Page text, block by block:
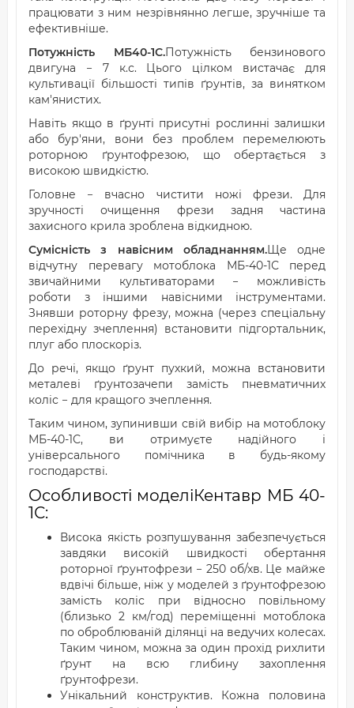
працювати з ним незрівнянно легше, зручніше та
ефективніше.
Потужність МБ40-1С.Потужність бензинового
двигуна − 7 к.с. Цього цілком вистачає для
культивації більшості типів ґрунтів, за винятком
кам'янистих.
Навіть якщо в ґрунті присутні рослинні залишки
або бур'яни, вони без проблем перемелюють
роторною ґрунтофрезою, що обертається з
високою швидкістю.
Головне − вчасно чистити ножі фрези. Для
зручності очищення фрези задня частина
захисного крила зроблена відкидною.
Сумісність з навісним обладнанням.Ще одне
відчутну перевагу мотоблока МБ-40-1С перед
звичайними культиваторами − можливість
роботи з іншими навісними інструментами.
Знявши роторну фрезу, можна (через спеціальну
перехідну зчеплення) встановити підгортальник,
плуг або плоскоріз.
До речі, якщо ґрунт пухкий, можна встановити
металеві ґрунтозачепи замість пневматичних
коліс − для кращого зчеплення.
Таким чином, зупинивши свій вибір на мотоблоку
МБ-40-1С, ви отримуєте надійного і
універсального помічника в будь-якому
господарстві.
Особливості моделіКентавр МБ 40-
1С:
Висока якість розпушування забезпечується
завдяки високій швидкості обертання
роторної ґрунтофрези − 250 об/хв. Це майже
вдвічі більше, ніж у моделей з ґрунтофрезою
замість коліс при відносно повільному
(близько 2 км/год) переміщенні мотоблока
по оброблюваній ділянці на ведучих колесах.
Таким чином, можна за один прохід рихлити
ґрунт на всю глибину захоплення
ґрунтофрези.
Унікальний конструктив. Кожна половина